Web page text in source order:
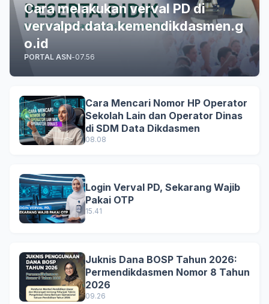
Cara melakukan verval PD di
vervalpd.data.kemendikdasmen.g
o.id
PORTAL ASN-07.56
Cara Mencari Nomor HP Operator
Sekolah Lain dan Operator Dinas
di SDM Data Dikdasmen
08.08
Login Verval PD, Sekarang Wajib
Pakai OTP
15.41
Juknis Dana BOSP Tahun 2026:
Permendikdasmen Nomor 8 Tahun
2026
09.26